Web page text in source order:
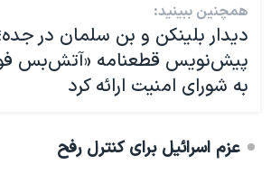
همچنین ببینید:
دیدار بلینکن و بن سلمان در
پیش‌نویس قطعنامه‌ «آتش‌بس
به شورای امنیت ارائه کرد
عزم اسرائیل برای کنترل رفح